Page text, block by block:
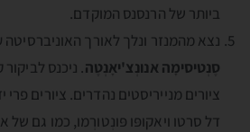
ביותר של הרנסנס המוקדם.
נצא מהמנזר ונלך לאורך האוניברסיטה
סֶנְטיסימָה אנונְצ'יאָנְטֶה. ניכנס
ציורים מנייריסטים נהדרים. ציורים
דל סרטו ויאקופּו פּונְטורְמו, כמו גם של